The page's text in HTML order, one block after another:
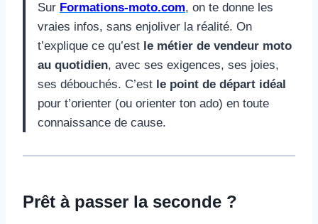
Sur Formations-moto.com, on te donne les
vraies infos, sans enjoliver la réalité. On
t’explique ce qu’est le métier de vendeur moto
au quotidien, avec ses exigences, ses joies,
ses débouchés. C’est le point de départ idéal
pour t’orienter (ou orienter ton ado) en toute
connaissance de cause.
Prêt à passer la seconde ?